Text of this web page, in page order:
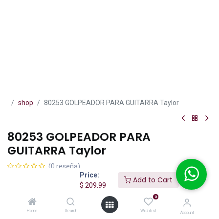
Price:
$ 209.99
Add to Cart
Home Search
0
Wishlist Account
shop 80253 GOLPEADOR PARA GUITARRA Taylor
80253 GOLPEADOR PARA
GUITARRA Taylor
(0 reseña)
Golpeador derecho Taylor para guitarras Grand Auditorium o
Grand Symphony de 5" transparente.
209.99 IVA incluido